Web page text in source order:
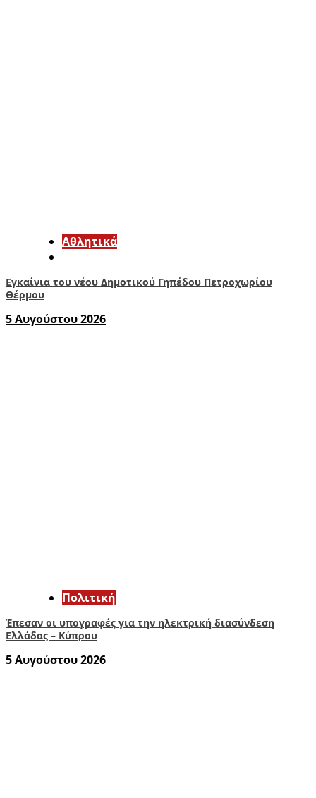
Αθλητικά
Εγκαίνια του νέου Δημοτικού Γηπέδου Πετροχωρίου
Θέρμου
5 Αυγούστου 2026
Πολιτική
Έπεσαν οι υπογραφές για την ηλεκτρική διασύνδεση
Ελλάδας – Κύπρου
5 Αυγούστου 2026